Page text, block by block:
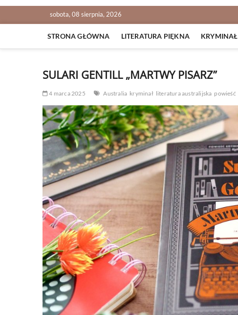
sobota, 08 sierpnia, 2026
STRONA GŁÓWNA LITERATURA PIĘKNA KRYMINAŁ
SULARI GENTILL „MARTWY PISARZ”
4 marca 2025 Australia kryminał literatura australijska powieść